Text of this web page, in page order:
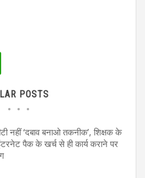
POSTS
नहीं ‘दबाव बनाओ तकनीक’, शिक्षक के
पैक के खर्च से ही कार्य कराने पर